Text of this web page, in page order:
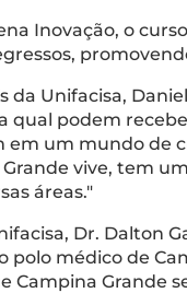
Inovação, o
Unifacisa,
qual podem
em um mundo
vive, tem
áreas."
Dr. Dalton
médico de
Campina